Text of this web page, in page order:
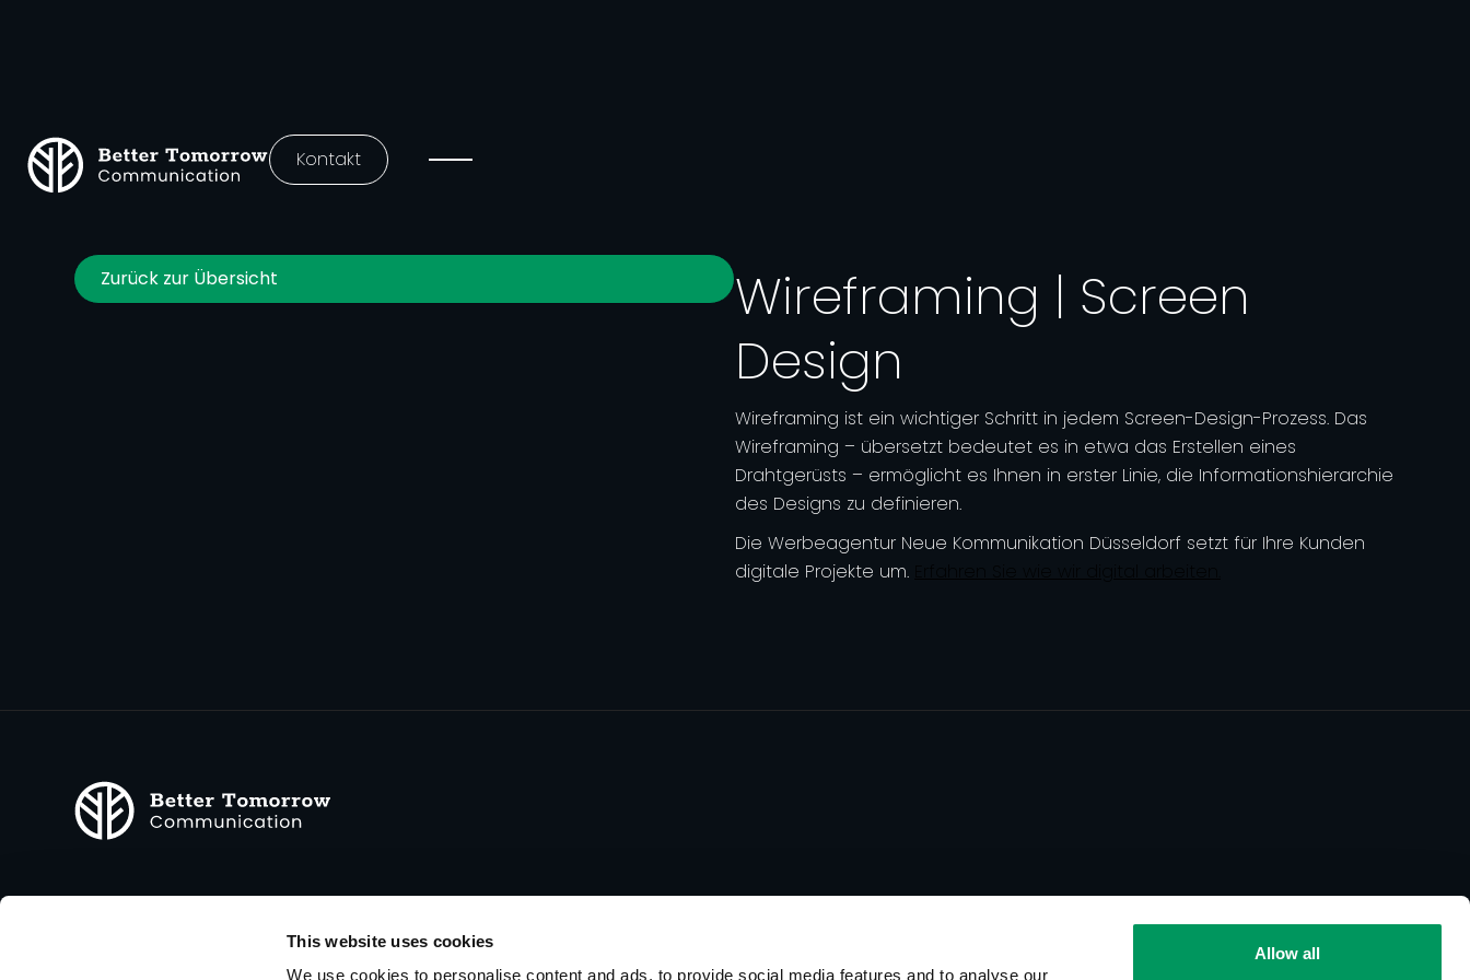
This website uses cookies
We use cookies to personalise content and ads, to provide social media features and to analyse our
Allow all
Kontakt
Zurück zur Übersicht
Wireframing | Screen
Design
Wireframing ist ein wichtiger Schritt in jedem Screen-Design-Prozess. Das
Wireframing – übersetzt bedeutet es in etwa das Erstellen eines
Drahtgerüsts – ermöglicht es Ihnen in erster Linie, die Informationshierarchie
des Designs zu definieren.
Die Werbeagentur Neue Kommunikation Düsseldorf setzt für Ihre Kunden
digitale Projekte um.
Marken- & Digitalagentur